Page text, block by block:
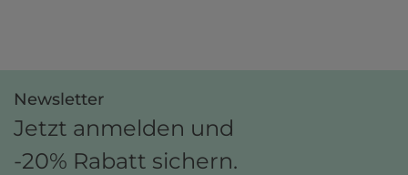
Newsletter
Jetzt anmelden und
-20% Rabatt sichern.